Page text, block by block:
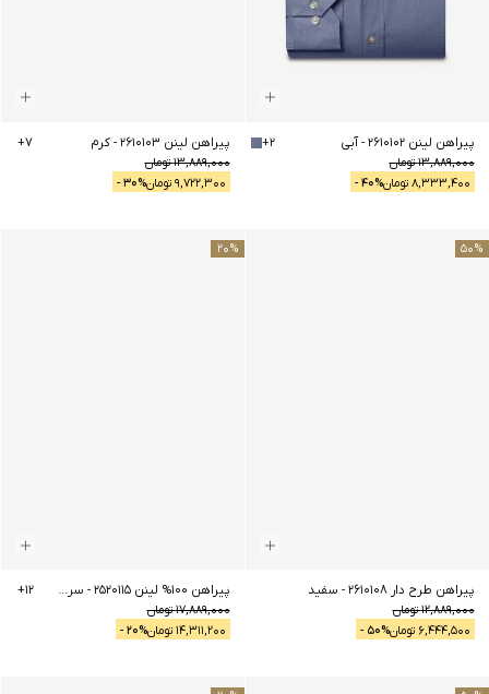
پیراهن لینن 2610102 -آبی
13,889,000تومان
8,333,400 تومان 40% -
+2 پیراهن لینن 2610103 -کرم
13,889,000تومان
9,722,300 تومان 30% -
+7
50%
پیراهن طرح دار 2610108 - سفید
12,889,000تومان
6,444,500 تومان 50% -
20%
پیراهن 100% لینن 2520115 - سرخابی
17,889,000تومان
14,311,200 تومان 20% -
+12